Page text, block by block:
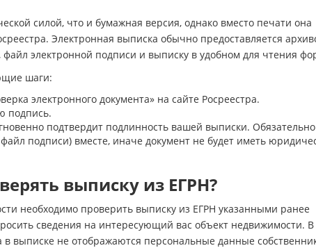
силой, что и бумажная версия, однако вместо печати она
Электронная выписка обычно предоставляется
электронной подписи и выписку в удобном для чтения
шаги:
электронного документа» на сайте Росреестра.
подпись.
подтвердит подлинность вашей выписки. Обязательно
подписи) вместе, иначе документ не будет иметь
выписку из ЕГРН?
необходимо проверить выписку из ЕГРН указанными ранее
сведения на интересующий вас объект недвижимости. В
в выписке не отображаются персональные данные